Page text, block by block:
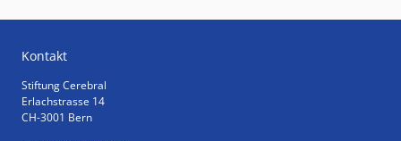
Kontakt
Stiftung Cerebral
Erlachstrasse 14
CH-3001 Bern